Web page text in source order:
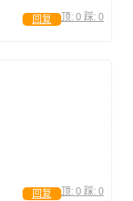
顶: 0 踩: 0
回复
顶: 0 踩: 0
回复